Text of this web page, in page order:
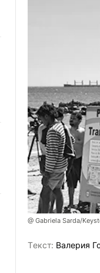
@ Gabriela Sarda/
Tекст: Валерия